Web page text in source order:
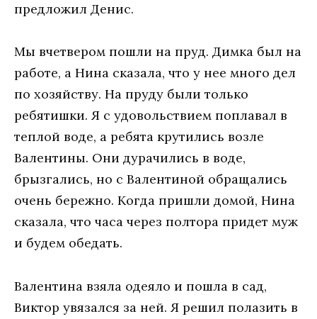
предложил Денис.
Мы вчетвером пошли на пруд. Димка был на
работе, а Нина сказала, что у нее много дел
по хозяйству. На пруду были только
ребятишки. Я с удовольствием поплавал в
теплой воде, а ребята крутились возле
Валентины. Они дурачились в воде,
брызгались, но с Валентиной обращались
очень бережно. Когда пришли домой, Нина
сказала, что часа через полтора придет муж
и будем обедать.
Валентина взяла одеяло и пошла в сад,
Виктор увязался за ней. Я решил полазить в